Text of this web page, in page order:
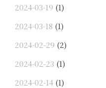
2024-03-19 (1)
2024-03-18 (1)
2024-02-29 (2)
2024-02-23 (1)
2024-02-14 (1)